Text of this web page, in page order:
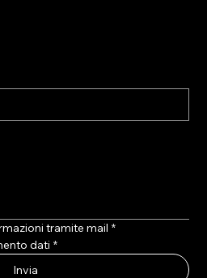
tramite mail *
dati *
Invia